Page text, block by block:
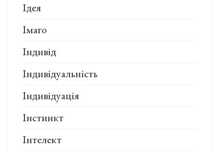
Ідея
Імаго
Індивід
Індивідуальність
Індивідуація
Інстинкт
Інтелект